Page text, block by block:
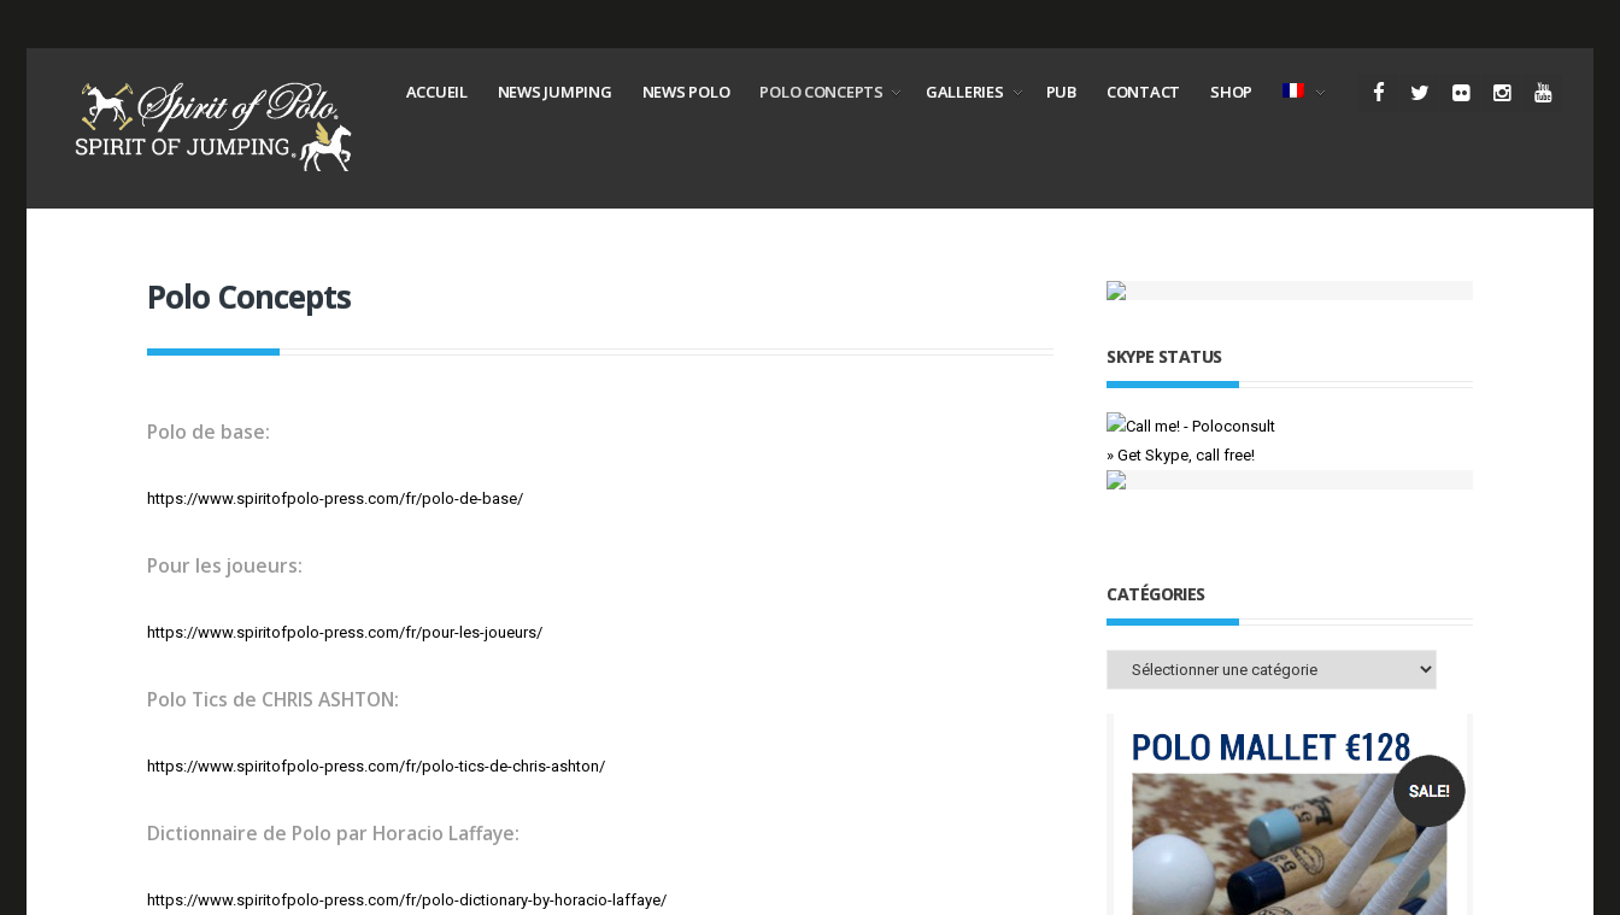
ACCUEIL NEWS JUMPING NEWS POLO POLO CONCEPTS GALLERIES PUB CONTACT SHOP
Polo Concepts
Polo de base:
https://www.spiritofpolo-press.com/fr/polo-de-base/
Pour les joueurs:
https://www.spiritofpolo-press.com/fr/pour-les-joueurs/
Polo Tics de CHRIS ASHTON:
https://www.spiritofpolo-press.com/fr/polo-tics-de-chris-ashton/
Dictionnaire de Polo par Horacio Laffaye:
https://www.spiritofpolo-press.com/fr/polo-dictionary-by-horacio-laffaye/
SKYPE STATUS
» Get Skype, call free!
CATÉGORIES
Catégories